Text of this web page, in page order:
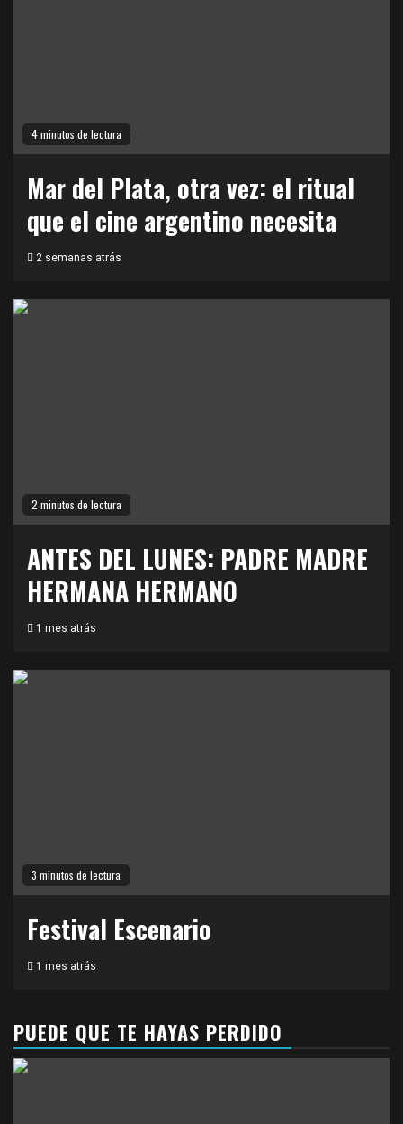
4 minutos de lectura
Mar del Plata, otra vez: el ritual
que el cine argentino necesita
2 semanas atrás
2 minutos de lectura
ANTES DEL LUNES: PADRE MADRE
HERMANA HERMANO
1 mes atrás
3 minutos de lectura
Festival Escenario
1 mes atrás
PUEDE QUE TE HAYAS PERDIDO